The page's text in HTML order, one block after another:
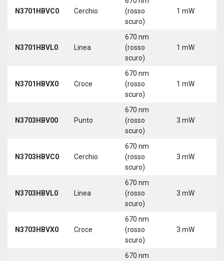
N3701HBVC0 Cerchio
(rosso
scuro)
1 mW
N3701HBVL0 Linea
670 nm
(rosso
scuro)
1 mW
N3701HBVX0 Croce
670 nm
(rosso
scuro)
1 mW
N3703HBV00 Punto
670 nm
(rosso
scuro)
3 mW
N3703HBVC0 Cerchio
670 nm
(rosso
scuro)
3 mW
N3703HBVL0 Linea
670 nm
(rosso
scuro)
3 mW
N3703HBVX0 Croce
670 nm
(rosso
scuro)
3 mW
670 nm